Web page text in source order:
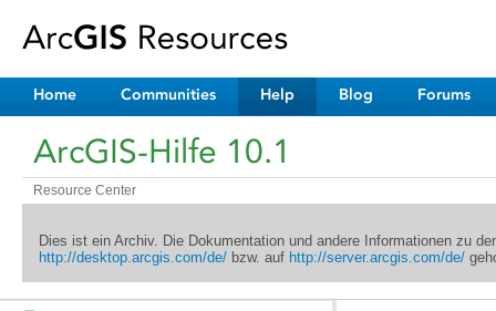
Home Communities Help Blog Forums
ArcGIS-Hilfe 10.1
Resource Center
Dies ist ein Archiv. Die Dokumentation und andere Informationen zu
http://desktop.arcgis.com/de/bzw. auf http://server.arcgis.com/de/